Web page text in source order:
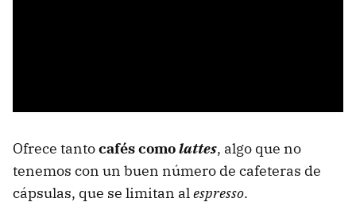
Ofrece tantocafés comolattes, algo que no
tenemos con un buen número de cafeteras de
cápsulas, que se limitan alespresso.